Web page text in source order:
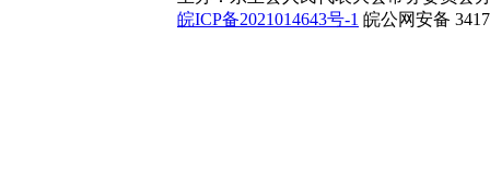
皖ICP备2021014643号-1 皖公网安备